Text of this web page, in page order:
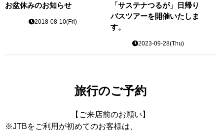
お盆休みのお知らせ
2018-08-10(Fri)
「サステナつるが」日帰り
バスツアーを開催いたしま
す。
2023-09-28(Thu)
旅行のご予約
【ご来店前のお願い】
※JTBをご利用が初めてのお客様は、